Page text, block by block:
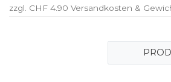
zzgl. CHF 4.90 Versandkosten &